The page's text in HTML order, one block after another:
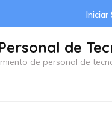
Iniciar
de
de personal de